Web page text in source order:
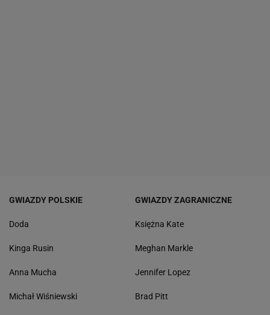
GWIAZDY POLSKIE
Doda
Kinga Rusin
Anna Mucha
Michał Wiśniewski
GWIAZDY ZAGRANICZNE
Księżna Kate
Meghan Markle
Jennifer Lopez
Brad Pitt